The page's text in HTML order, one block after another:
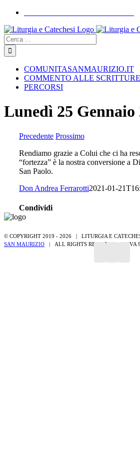
Skip
content
YouTube
Facebook
Instagram
Cerca
COMUNITASANMAURIZIO.IT
COMMENTO ALLE SCRITTURE
PERCORSI
Lunedì 25 Gennaio
Precedente Prossimo
Rendiamo grazie a Colui che ci ha
“fortezza” è la nostra conversione a
San Paolo.
Don Andrea Ferrarotti2021-01-
Condividi
© COPYRIGHT 2019 - 2026 | LITURGIA E
SAN MAURIZIO | ALL RIGHTS RESERVED | P.IVA